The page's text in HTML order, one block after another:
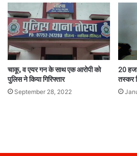
चाकू, व एयर गन के साथ एक आरोपी को
पुलिस ने किया गिरिफ्तार
September 28, 2022
20
तस्कर